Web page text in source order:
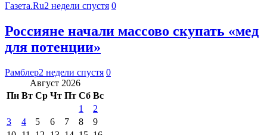
Газета.Ru2 недели спустя 0
Россияне начали массово скупать «мед
для потенции»
Рамблер2 недели спустя 0
Август 2026
Пн Вт Ср Чт Пт Сб Вс
1
2
3
4 5 6 7 8
9